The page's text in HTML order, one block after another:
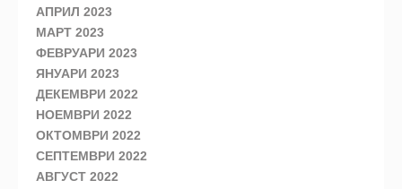
АПРИЛ 2023
МАРТ 2023
ФЕВРУАРИ 2023
ЯНУАРИ 2023
ДЕКЕМВРИ 2022
НОЕМВРИ 2022
ОКТОМВРИ 2022
СЕПТЕМВРИ 2022
АВГУСТ 2022